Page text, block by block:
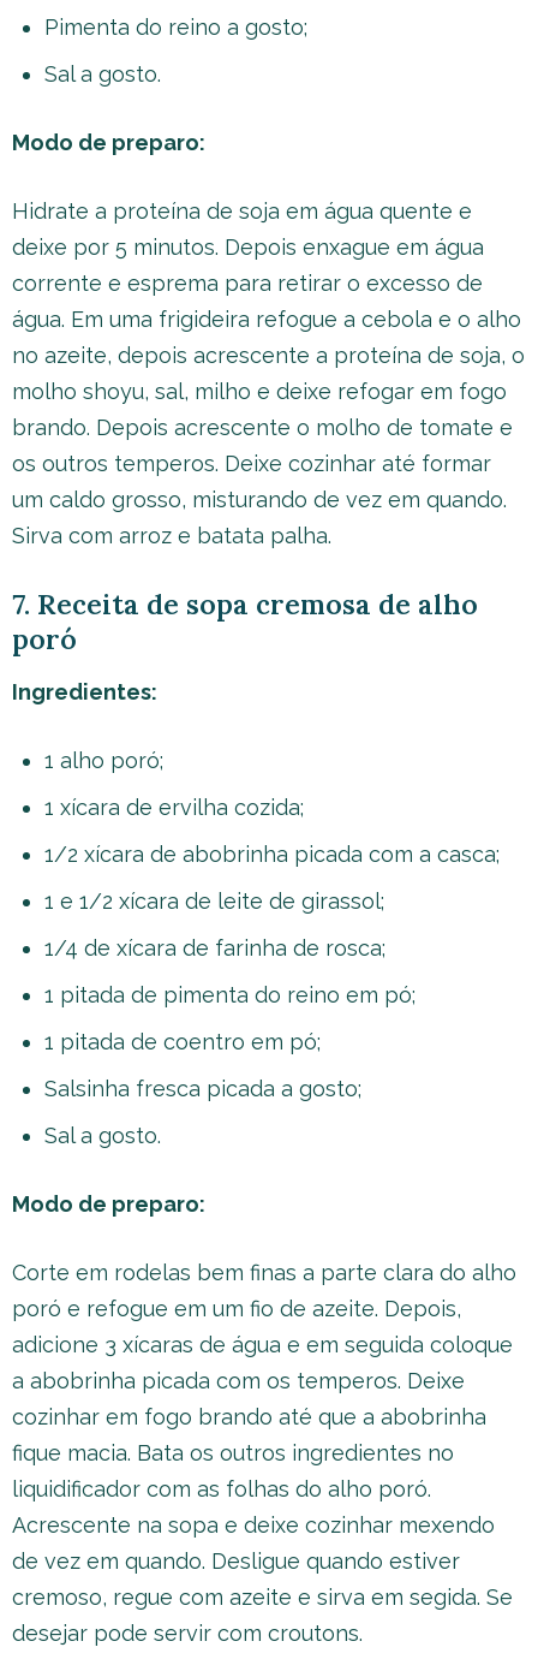
Pimenta do reino a gosto;
Sal a gosto.
Modo de preparo:
Hidrate a proteína de soja em água quente e
deixe por 5 minutos. Depois enxague em água
corrente e esprema para retirar o excesso de
água. Em uma frigideira refogue a cebola e o alho
no azeite, depois acrescente a proteína de soja, o
molho shoyu, sal, milho e deixe refogar em fogo
brando. Depois acrescente o molho de tomate e
os outros temperos. Deixe cozinhar até formar
um caldo grosso, misturando de vez em quando.
Sirva com arroz e batata palha.
7. Receita de sopa cremosa de alho
poró
Ingredientes:
1 alho poró;
1 xícara de ervilha cozida;
1/2 xícara de abobrinha picada com a casca;
1 e 1/2 xícara de leite de girassol;
1/4 de xícara de farinha de rosca;
1 pitada de pimenta do reino em pó;
1 pitada de coentro em pó;
Salsinha fresca picada a gosto;
Sal a gosto.
Modo de preparo:
Corte em rodelas bem finas a parte clara do alho
poró e refogue em um fio de azeite. Depois,
adicione 3 xícaras de água e em seguida coloque
a abobrinha picada com os temperos. Deixe
cozinhar em fogo brando até que a abobrinha
fique macia. Bata os outros ingredientes no
liquidificador com as folhas do alho poró.
Acrescente na sopa e deixe cozinhar mexendo
de vez em quando. Desligue quando estiver
cremoso, regue com azeite e sirva em segida. Se
desejar pode servir com croutons.